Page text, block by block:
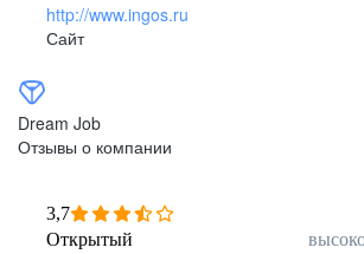
http://www.ingos.ru
Сайт
Dream Job
Отзывы о компании
3,7
Открытый